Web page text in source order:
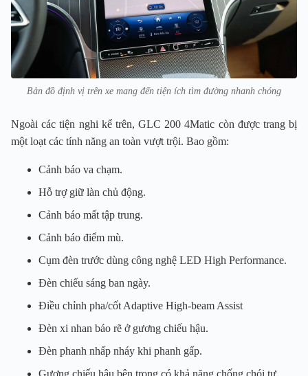
Bản đồ định vị trên xe mang đến tiện ích tìm đường nhanh chóng
Ngoài các tiện nghi kể trên, GLC 200 4Matic còn được trang bị
một loạt các tính năng an toàn vượt trội. Bao gồm:
Cảnh báo va chạm.
Hỗ trợ giữ làn chủ động.
Cảnh báo mất tập trung.
Cảnh báo điểm mù.
Cụm đèn trước dùng công nghệ LED High Performance.
Đèn chiếu sáng ban ngày.
Điều chỉnh pha/cốt Adaptive High-beam Assist
Đèn xi nhan báo rẽ ở gương chiếu hậu.
Đèn phanh nhấp nháy khi phanh gấp.
Gương chiếu hậu bên trong có khả năng chống chói tự